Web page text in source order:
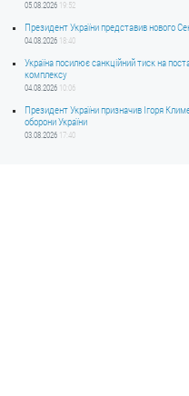
ДЕРЖАВНИЙ РЕЄСТР САНКЦІЙ
05.08.2026 19:52
Президент України представив нового
04.08.2026 18:40
Україна посилює санкційний тиск на
комплексу
04.08.2026 10:06
Президент України призначив Ігоря
оборони України
03.08.2026 17:40